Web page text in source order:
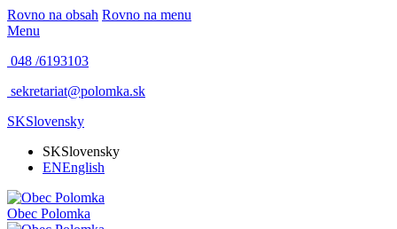
Rovno na obsah Rovno na menu
Menu
048 /6193103
sekretariat@polomka.sk
SKSlovensky
SKSlovensky
ENEnglish
Obec Polomka